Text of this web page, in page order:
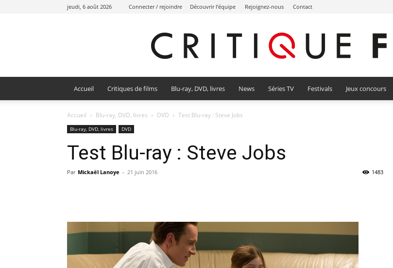
jeudi, 6 août 2026 Connecter / rejoindre Découvrir l’équipe Rejoignez-nous Contact
Accueil Critiques de films Blu-ray, DVD, livres News Séries TV Festivals Jeux concours
Accueil Blu-ray, DVD, livres DVD Test Blu-ray : Steve Jobs
Blu-ray, DVD, livres DVD
Test Blu-ray : Steve Jobs
Par Mickaël Lanoye - 21 juin 2016 1483